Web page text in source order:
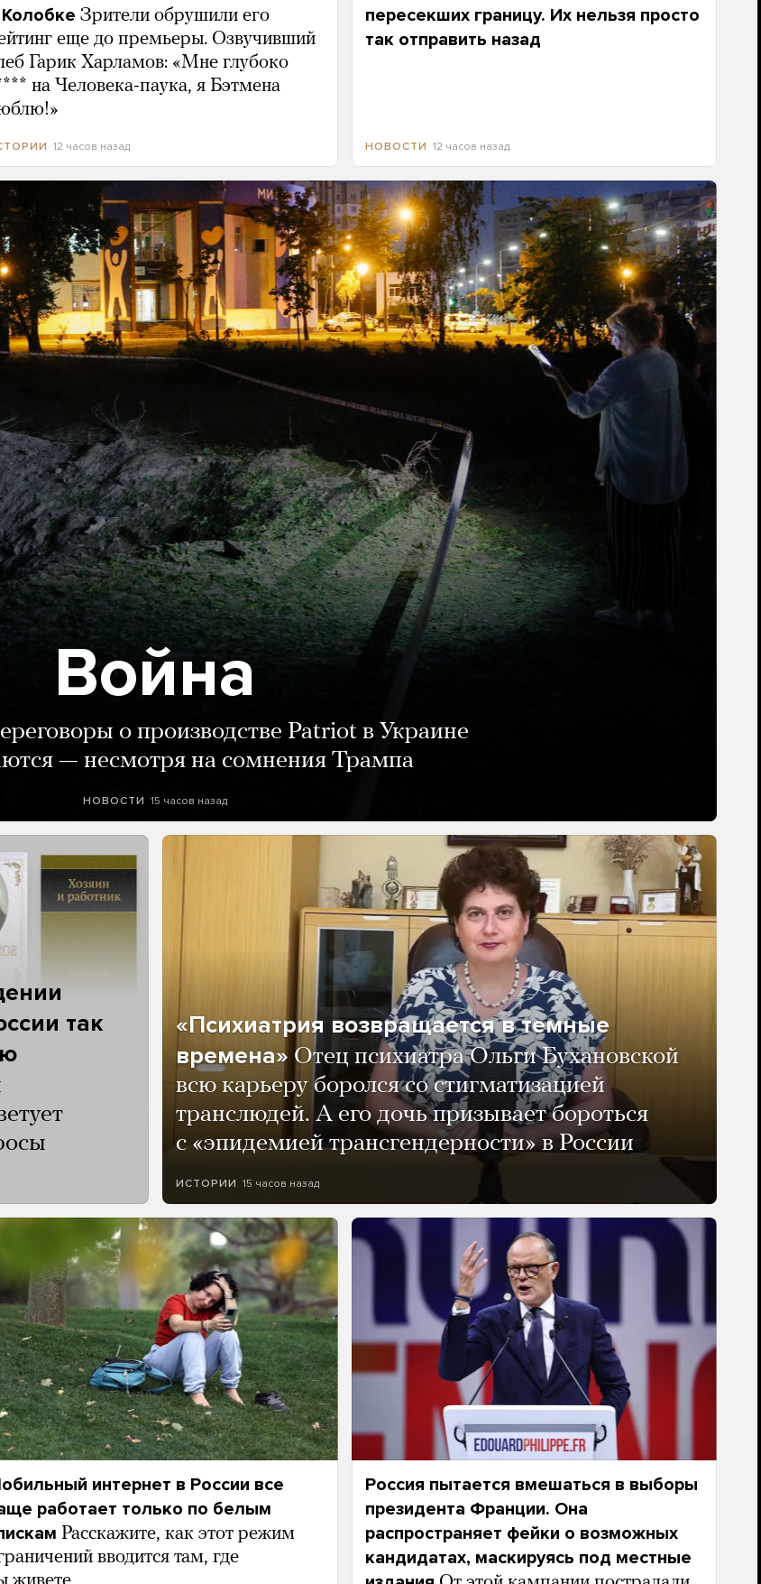
Зрители обрушили его
еще до премьеры. Озвучивший
Гарик Харламов: «Мне глубоко
на Человека-паука, я Бэтмена
12 часов назад
пересекших границу. Их нельзя просто
так отправить назад
НОВОСТИ 12 часов назад
Война
о производстве Patriot в Украине
— несмотря на сомнения Трампа
НОВОСТИ 15 часов назад
так
«Психиатрия возвращается в темные
времена» Отец психиатра Ольги Бухановской
всю карьеру боролся со стигматизацией
транслюдей. А его дочь призывает бороться
с «эпидемией трансгендерности» в России
ИСТОРИИ 15 часов назад
интернет в России все
работает только по белым
Расскажите, как этот режим
вводится там, где
Россия пытается вмешаться в выборы
президента Франции. Она
распространяет фейки о возможных
кандидатах, маскируясь под местные